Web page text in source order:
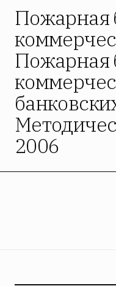
Пожарная
Пожарная
2006